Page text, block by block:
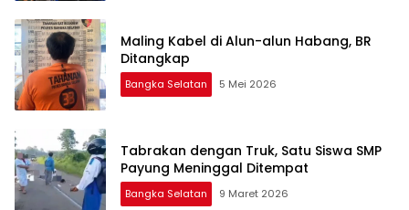
Maling Kabel di Alun-alun Habang, BR
Ditangkap
Bangka Selatan 5 Mei 2026
Tabrakan dengan Truk, Satu Siswa SMP
Payung Meninggal Ditempat
Bangka Selatan 9 Maret 2026